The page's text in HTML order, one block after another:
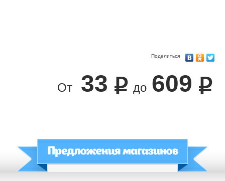
Поделиться
От 33 до 609